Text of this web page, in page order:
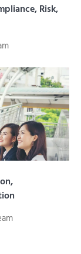
Risk,
assurance